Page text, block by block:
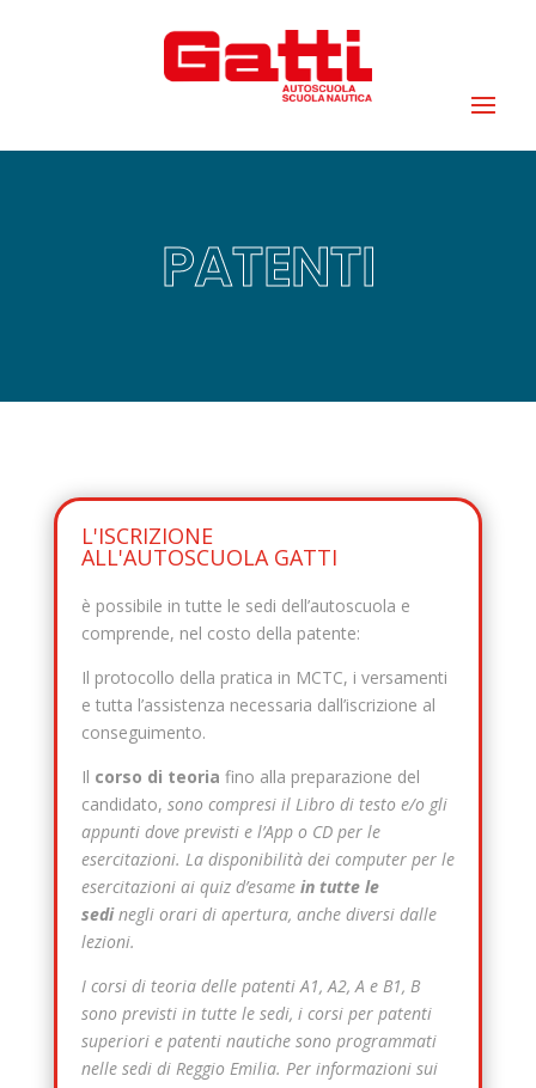
PATENTI
L'ISCRIZIONE
ALL'AUTOSCUOLA GATTI
è possibile in tutte le sedi dell’autoscuola e
comprende, nel costo della patente:
Il protocollo della pratica in MCTC, i versamenti
e tutta l’assistenza necessaria dall’iscrizione al
conseguimento.
Il corso di teoria fino alla preparazione del
candidato, sono compresi il Libro di testo e/o gli
appunti dove previsti e l’App o CD per le
esercitazioni. La disponibilità dei computer per le
esercitazioni ai quiz d’esame in tutte le
sedinegli orari di apertura, anche diversi dalle
lezioni.
I corsi di teoria delle patenti A1, A2, A e B1, B
sono previsti in tutte le sedi, i corsi per patenti
superiori e patenti nautiche sono programmati
nelle sedi di Reggio Emilia. Per informazioni sui